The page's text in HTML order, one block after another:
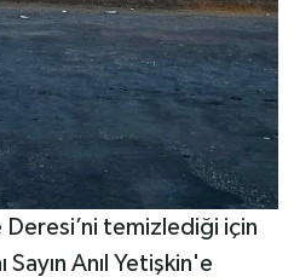
temizlediği için
Anıl Yetişkin'e